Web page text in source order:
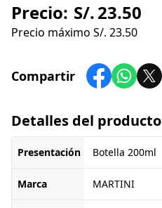
Precio: S/.23.50
Precio máximo S/. 23.50
Compartir
Detalles del producto
Presentación Botella 200ml
Marca MARTINI